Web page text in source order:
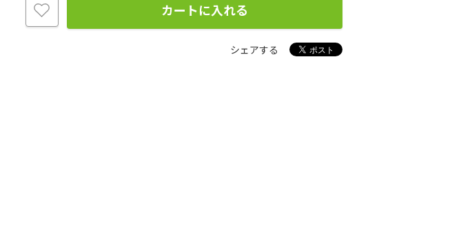
カートに入れる
シェアする